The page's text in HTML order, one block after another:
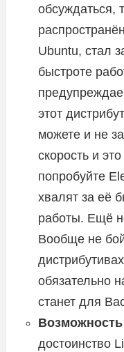
обсуждаться,
Ubuntu, стал
быстроте
этот
можете и не
скорость и
попробуйте
хвалят за её
работы. Ещё
Вообще не
обязательно
станет для
достоинство